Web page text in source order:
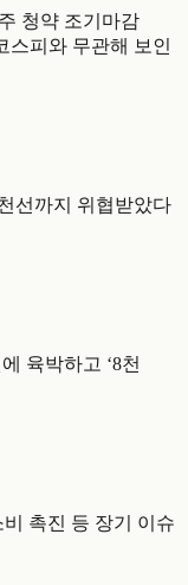
청약 조기마감
스피와 무관해 보인
선까지 위협받았다
육박하고 ‘8천
촉진 등 장기 이슈